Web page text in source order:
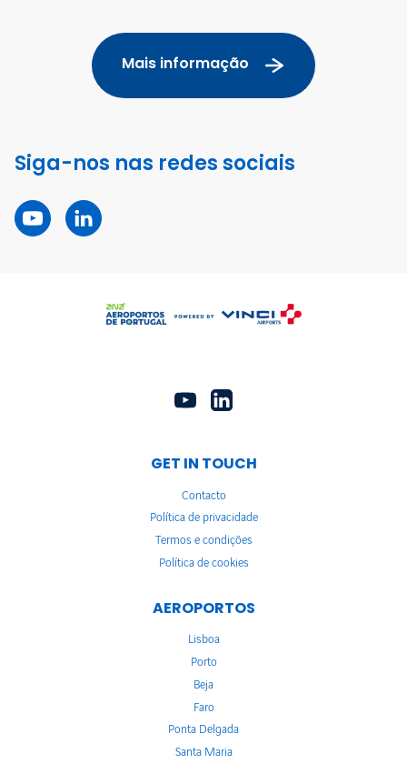
Mais informação
Siga-nos nas redes sociais
GET IN TOUCH
Contacto
Política de privacidade
Termos e condições
Política de cookies
AEROPORTOS
Lisboa
Porto
Beja
Faro
Ponta Delgada
Santa Maria